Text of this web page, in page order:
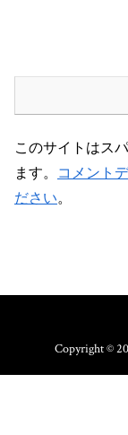
このサイトはス
ます。 コメント
ださい。
Copyright ©